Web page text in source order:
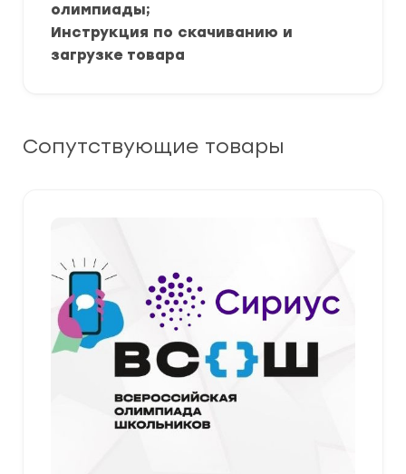
олимпиады;
Инструкция по скачиванию и
загрузке товара
Сопутствующие товары